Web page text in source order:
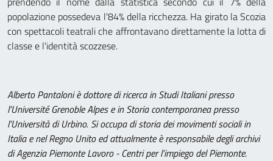
popolazione possedeva l'84% della ricchezza. Ha girato la Scozia
con spettacoli teatrali che affrontavano direttamente la lotta di
classe e l'identità scozzese.
Alberto Pantaloni è dottore di ricerca in Studi Italiani presso
l’Université Grenoble Alpes e in Storia contemporanea presso
l’Università di Urbino. Si occupa di storia dei movimenti sociali in
Italia e nel Regno Unito ed attualmente è responsabile degli archivi
di Agenzia Piemonte Lavoro - Centri per l’impiego del Piemonte.